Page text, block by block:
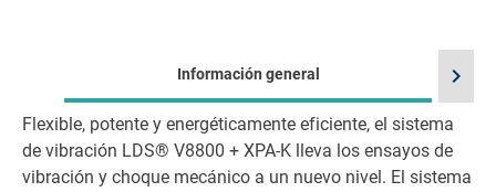
Información general
Flexible, potente y energéticamente eficiente, el sistema
de vibración LDS® V8800 + XPA-K lleva los ensayos de
vibración y choque mecánico a un nuevo nivel. El sistema
chevron_right